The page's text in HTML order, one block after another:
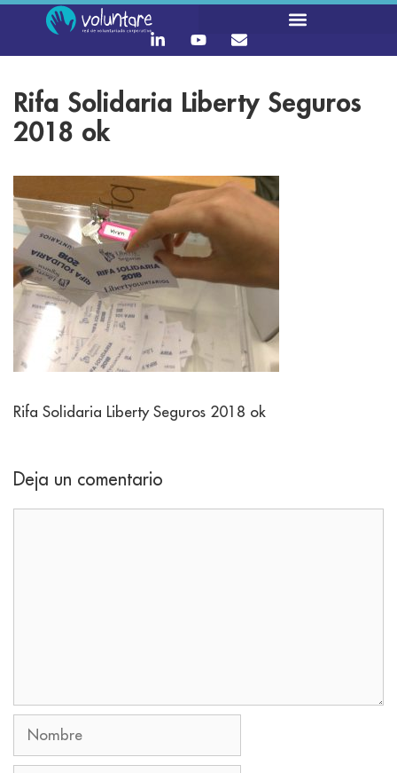
Rifa Solidaria Liberty Seguros
2018 ok
Rifa Solidaria Liberty Seguros 2018 ok
Deja un comentario